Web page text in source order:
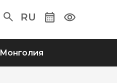
RU
Монголия